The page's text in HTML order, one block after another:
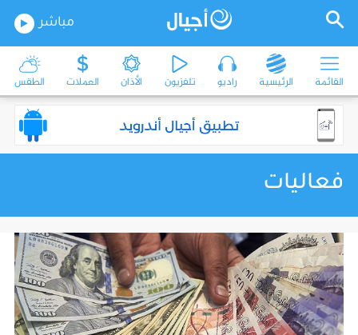
مباشر
القائمة الرئيسية راديو تلفزيون الأذان العملات الطقس
فعاليات